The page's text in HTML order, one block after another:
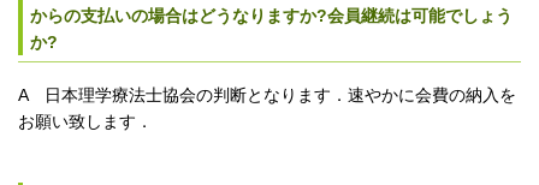
からの支払いの場合はどうなりますか?会員継続は可能でしょう
か?
A 日本理学療法士協会の判断となります．速やかに会費の納入を
お願い致します．